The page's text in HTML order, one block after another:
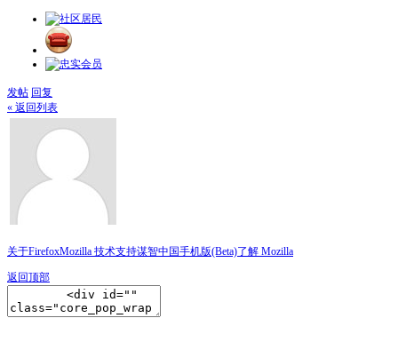
发帖 回复
« 返回列表
关于FirefoxMozilla 技术支持谋智中国手机版(Beta)了解 Mozilla
返回顶部